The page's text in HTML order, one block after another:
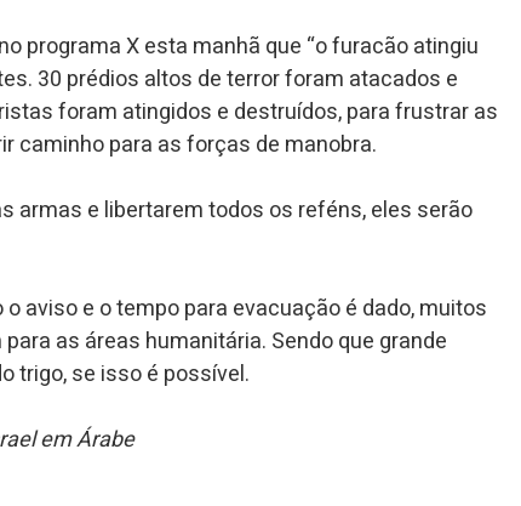
programa X esta manhã que “o furacão atingiu
30 prédios altos de terror foram atacados e
foram atingidos e destruídos, para frustrar as
caminho para as forças de manobra.
armas e libertarem todos os reféns, eles serão
aviso e o tempo para evacuação é dado, muitos
as áreas humanitária. Sendo que grande
trigo, se isso é possível.
em Árabe